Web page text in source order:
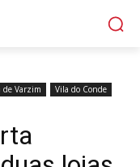
de Varzim
Vila do Conde